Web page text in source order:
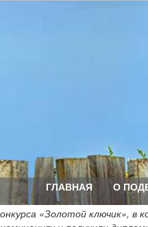
ГЛАВНАЯ О
«Золотой ключик», в